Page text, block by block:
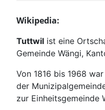
Wikipedia:
Tuttwil ist eine
Gemeinde Wängi,
Von 1816 bis 1968
der
zur Einheitsgemeinde